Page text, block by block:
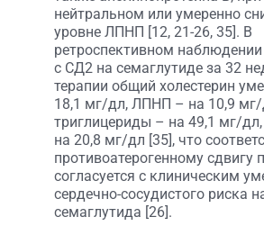
нейтральном или умеренно
уровне ЛПНП [12, 21-26, 35]. В
ретроспективном
с СД2 на семаглутиде за 32
терапии общий холестерин
18,1 мг/дл, ЛПНП – на 10,9
триглицериды – на 49,1 мг/
на 20,8 мг/дл [35], что
противоатерогенному сдвигу
согласуется с клиническим
сердечно-сосудистого риска
семаглутида [26].